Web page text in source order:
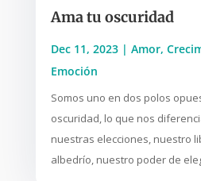
Ama tu oscuridad
Dec 11, 2023| Amor,
Emoción
Somos uno en dos polos
oscuridad, lo que nos
nuestras elecciones, nuestro
albedrío, nuestro poder de